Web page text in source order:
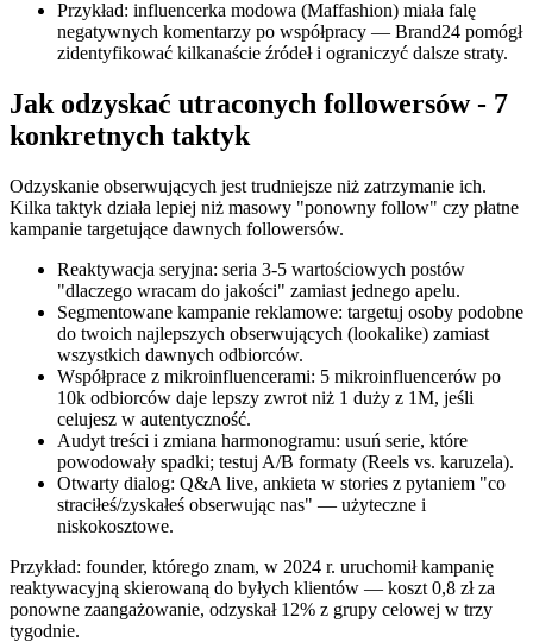
Przykład: influencerka modowa (Maffashion) miała falę
negatywnych komentarzy po współpracy — Brand24 pomógł
zidentyfikować kilkanaście źródeł i ograniczyć dalsze straty.
Jak odzyskać utraconych followersów - 7
konkretnych taktyk
Odzyskanie obserwujących jest trudniejsze niż zatrzymanie ich.
Kilka taktyk działa lepiej niż masowy "ponowny follow" czy płatne
kampanie targetujące dawnych followersów.
Reaktywacja seryjna: seria 3-5 wartościowych postów
"dlaczego wracam do jakości" zamiast jednego apelu.
Segmentowane kampanie reklamowe: targetuj osoby podobne
do twoich najlepszych obserwujących (lookalike) zamiast
wszystkich dawnych odbiorców.
Współprace z mikroinfluencerami: 5 mikroinfluencerów po
10k odbiorców daje lepszy zwrot niż 1 duży z 1M, jeśli
celujesz w autentyczność.
Audyt treści i zmiana harmonogramu: usuń serie, które
powodowały spadki; testuj A/B formaty (Reels vs. karuzela).
Otwarty dialog: Q&A live, ankieta w stories z pytaniem "co
straciłeś/zyskałeś obserwując nas" — użyteczne i
niskokosztowe.
Przykład: founder, którego znam, w 2024 r. uruchomił kampanię
reaktywacyjną skierowaną do byłych klientów — koszt 0,8 zł za
ponowne zaangażowanie, odzyskał 12% z grupy celowej w trzy
tygodnie.